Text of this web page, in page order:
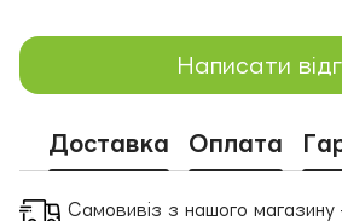
Написати
Доставка Оплата
Самовивіз з нашого